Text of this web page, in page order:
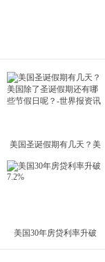
美国圣诞假期有几天？美
国除了圣诞假期还有哪些
美国30年房贷利率升破